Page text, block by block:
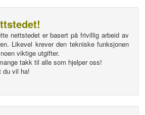
nettstedet er basert på frivillig arbeid av
Likevel krever den tekniske funksjonen
viktige utgifter.
takk til alle som hjelper oss!
du vil ha!